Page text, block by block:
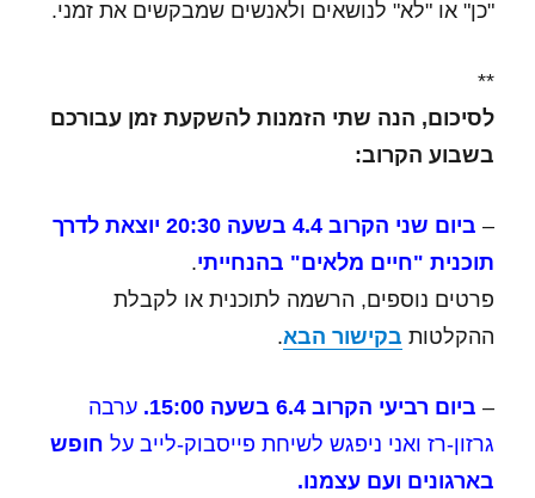
"כן" או "לא" לנושאים ולאנשים שמבקשים את זמני.
**
לסיכום, הנה שתי הזמנות להשקעת זמן עבורכם
בשבוע הקרוב:
–
ביום שני הקרוב 4.4 בשעה 20:30 יוצאת לדרך
תוכנית "חיים מלאים" בהנחייתי.
פרטים נוספים, הרשמה לתוכנית או לקבלת
ההקלטות בקישור הבא.
– ביום רביעי הקרוב 6.4 בשעה 15:00.
ערבה
גרזון-רז ואני ניפגש לשיחת פייסבוק-לייב על חופש
בארגונים ועם עצמנו.